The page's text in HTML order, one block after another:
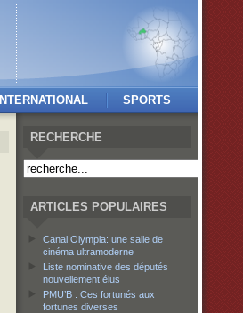
INTERNATIONAL SPORTS
RECHERCHE
ARTICLES POPULAIRES
Canal Olympia: une salle de
cinéma ultramoderne
Liste nominative des députés
nouvellement élus
PMU’B : Ces fortunés aux
fortunes diverses